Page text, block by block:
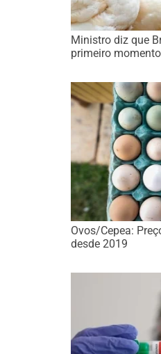
Ministro diz que
primeiro
Ovos/Cepea:
desde 2019